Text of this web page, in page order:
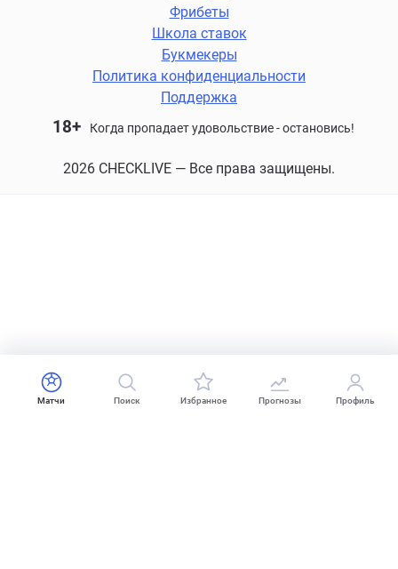
Фрибеты
Школа ставок
Букмекеры
Политика конфиденциальности
Поддержка
18+ Когда пропадает удовольствие - остановись!
2026 CHECKLIVE — Все права защищены.
Матчи Поиск Избранное Прогнозы Профиль